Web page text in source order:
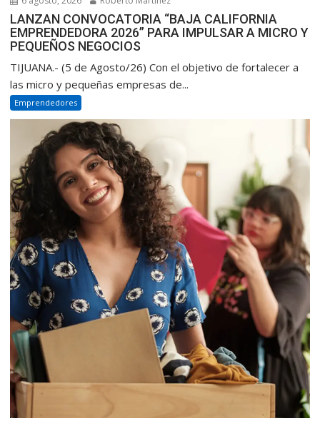
LANZAN CONVOCATORIA “BAJA CALIFORNIA
EMPRENDEDORA 2026” PARA IMPULSAR A MICRO Y
PEQUEÑOS NEGOCIOS
TIJUANA.- (5 de Agosto/26) Con el objetivo de fortalecer a
las micro y pequeñas empresas de...
Emprendedores